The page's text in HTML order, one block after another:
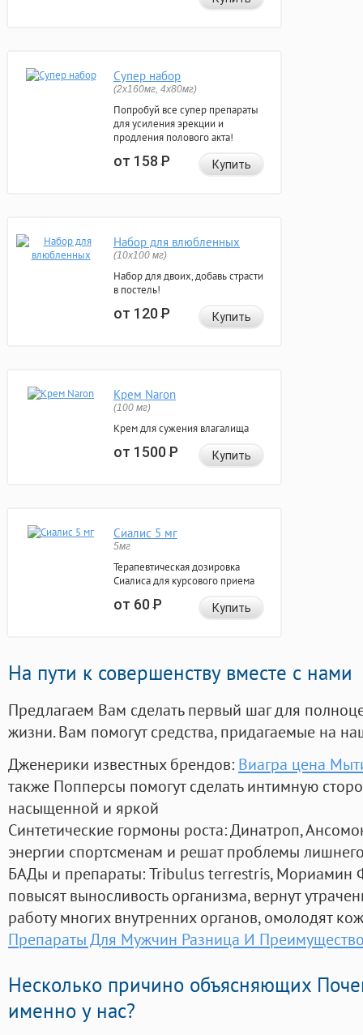
Супер набор
(2х160мг, 4х80мг)
Попробуй все супер препараты
для усиления эрекции и
продления полового акта!
от 158Р Купить
Набор для влюбленных
(10х100 мг)
Набор для двоих, добавь страсти
в постель!
от 120Р Купить
Крем Naron
(100 мг)
Крем для сужения влагалища
от 1500Р Купить
Сиалис 5 мг
5мг
Терапевтическая дозировка
Сиалиса для курсового приема
от 60Р Купить
На пути к совершенству вместе с нами
Предлагаем Вам сделать первый шаг для
жизни. Вам помогут средства, придагаемые на
Дженерики известных брендов: Виагра цена
также Попперсы помогут сделать интимную
насыщенной и яркой
Синтетические гормоны роста: Динатроп,
энергии спортсменам и решат проблемы
БАДы и препараты:Tribulus terrestris, Мориамин
повысят выносливость организма, вернут
работу многих внутренних органов, омолодят
Препараты Для Мужчин Разница И
Несколько причино объясняющих
именно у нас?